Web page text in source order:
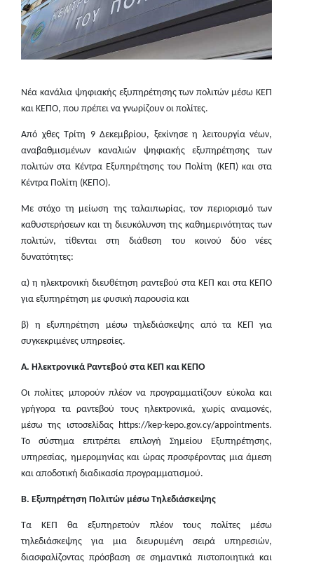
Νέα κανάλια ψηφιακής εξυπηρέτησης των πολιτών μέσω ΚΕΠ
και ΚΕΠΟ, που πρέπει να γνωρίζουν οι πολίτες.
Από χθες Τρίτη 9 Δεκεμβρίου, ξεκίνησε η λειτουργία νέων,
αναβαθμισμένων καναλιών ψηφιακής εξυπηρέτησης των
πολιτών στα Κέντρα Εξυπηρέτησης του Πολίτη (ΚΕΠ) και στα
Κέντρα Πολίτη (ΚΕΠΟ).
Με στόχο τη μείωση της ταλαιπωρίας, τον περιορισμό των
καθυστερήσεων και τη διευκόλυνση της καθημερινότητας των
πολιτών, τίθενται στη διάθεση του κοινού δύο νέες
δυνατότητες:
α) η ηλεκτρονική διευθέτηση ραντεβού στα ΚΕΠ και στα ΚΕΠΟ
για εξυπηρέτηση με φυσική παρουσία και
β) η εξυπηρέτηση μέσω τηλεδιάσκεψης από τα ΚΕΠ για
συγκεκριμένες υπηρεσίες.
Α. Ηλεκτρονικά Ραντεβού στα ΚΕΠ και ΚΕΠΟ
Οι πολίτες μπορούν πλέον να προγραμματίζουν εύκολα και
γρήγορα τα ραντεβού τους ηλεκτρονικά, χωρίς αναμονές,
μέσω της ιστοσελίδας https://kep-kepo.gov.cy/appointments.
Το σύστημα επιτρέπει επιλογή Σημείου Εξυπηρέτησης,
υπηρεσίας, ημερομηνίας και ώρας προσφέροντας μια άμεση
και αποδοτική διαδικασία προγραμματισμού.
Β. Εξυπηρέτηση Πολιτών μέσω Τηλεδιάσκεψης
Τα ΚΕΠ θα εξυπηρετούν πλέον τους πολίτες μέσω
τηλεδιάσκεψης για μια διευρυμένη σειρά υπηρεσιών,
διασφαλίζοντας πρόσβαση σε σημαντικά πιστοποιητικά και